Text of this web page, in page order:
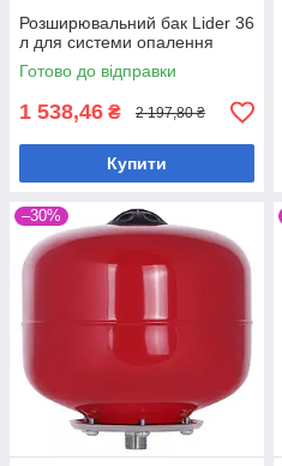
Розширювальний бак Lider 36
л для системи опалення
Готово до відправки
1 538,46 ₴ 2 197,80 ₴
Купити
–30%